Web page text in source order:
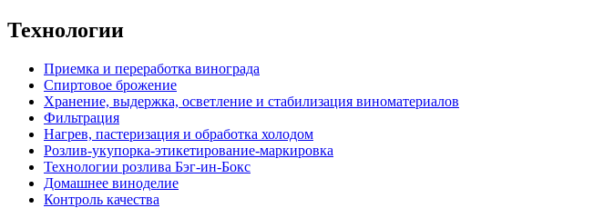
Технологии
Приемка и переработка винограда
Спиртовое брожение
Хранение, выдержка, осветление и стабилизация виноматериалов
Фильтрация
Нагрев, пастеризация и обработка холодом
Розлив-укупорка-этикетирование-маркировка
Технологии розлива Бэг-ин-Бокс
Домашнее виноделие
Контроль качества